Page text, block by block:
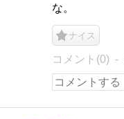
な。
ナイス
コメント(0)